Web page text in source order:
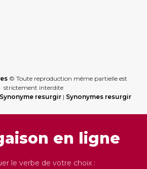
© Toute reproduction même partielle est
strictement interdite
Synonyme resurgir| Synonymes resurgir
en ligne
le verbe de votre choix :